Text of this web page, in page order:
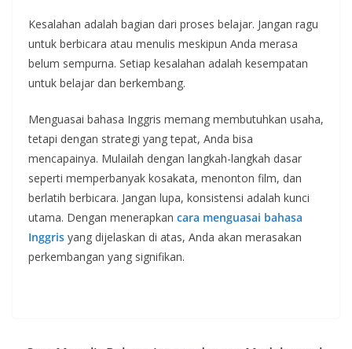
Kesalahan adalah bagian dari proses belajar. Jangan ragu
untuk berbicara atau menulis meskipun Anda merasa
belum sempurna. Setiap kesalahan adalah kesempatan
untuk belajar dan berkembang.
Menguasai bahasa Inggris memang membutuhkan usaha,
tetapi dengan strategi yang tepat, Anda bisa
mencapainya. Mulailah dengan langkah-langkah dasar
seperti memperbanyak kosakata, menonton film, dan
berlatih berbicara. Jangan lupa, konsistensi adalah kunci
utama. Dengan menerapkan cara menguasai bahasa
Inggris yang dijelaskan di atas, Anda akan merasakan
perkembangan yang signifikan.